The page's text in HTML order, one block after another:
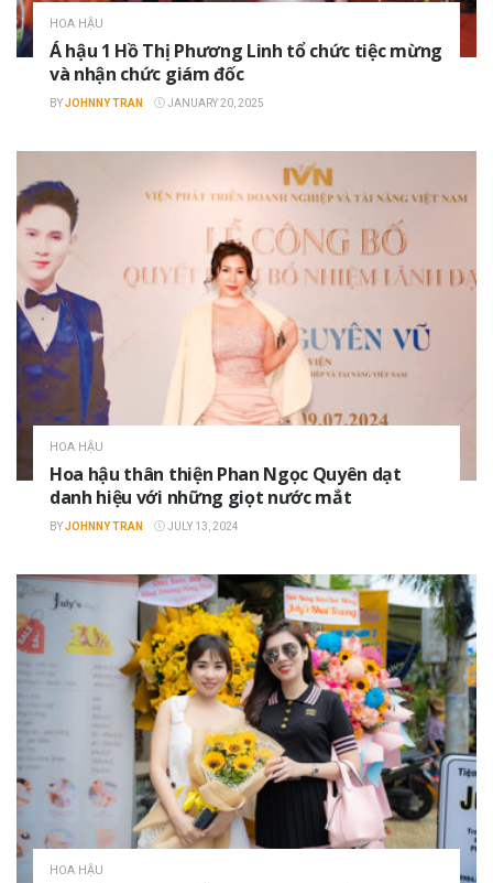
HOA HẬU
Á hậu 1 Hồ Thị Phương Linh tổ chức tiệc mừng
và nhận chức giám đốc
BYJOHNNY TRAN JANUARY 20, 2025
HOA HẬU
Hoa hậu thân thiện Phan Ngọc Quyên dạt
danh hiệu với những giọt nước mắt
BYJOHNNY TRAN JULY 13, 2024
HOA HẬU